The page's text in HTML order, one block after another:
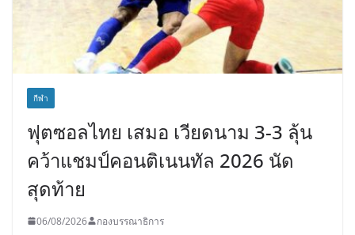
กีฬา
ฟุตซอลไทย เสมอ เวียดนาม 3-3 ลุ้น
คว้าแชมป์คอนติเนนทัล 2026 นัด
สุดท้าย
06/08/2026 กองบรรณาธิการ